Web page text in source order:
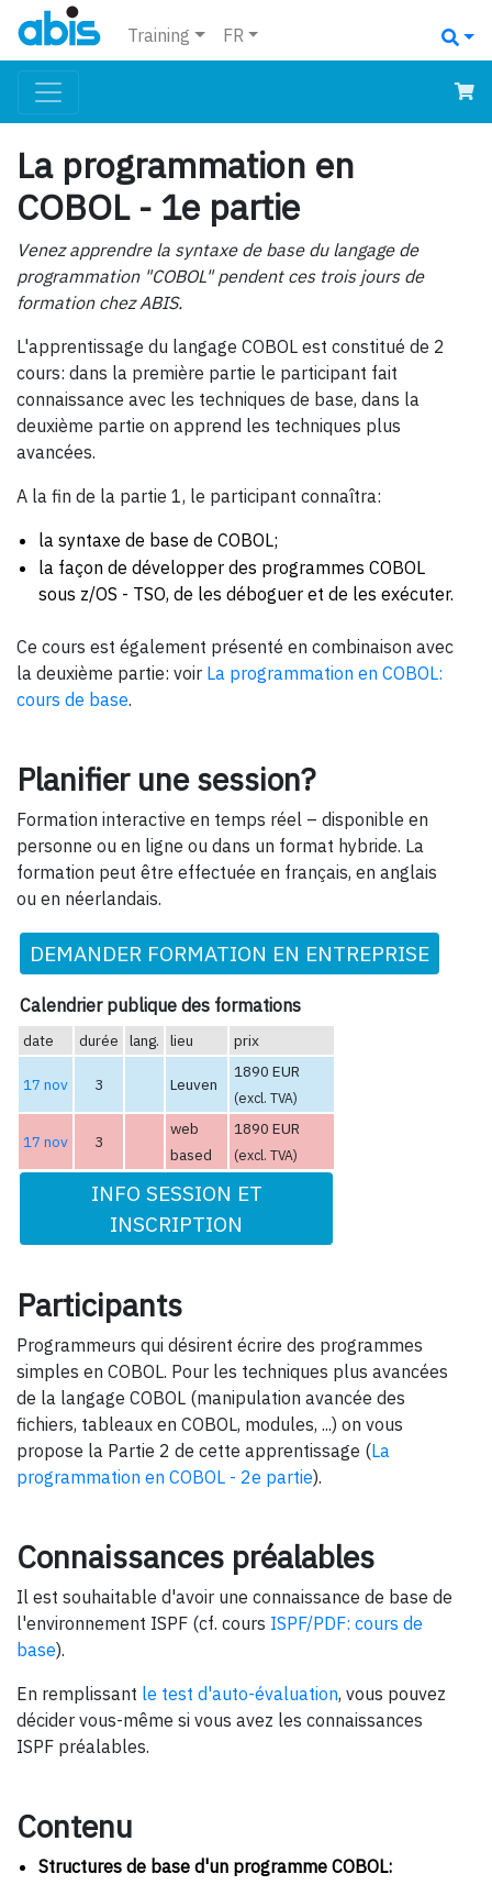
Training FR
La programmation en
COBOL - 1e partie
Venez apprendre la syntaxe de base du langage de
programmation "COBOL" pendent ces trois jours de
formation chez ABIS.
L'apprentissage du langage COBOL est constitué de 2
cours: dans la première partie le participant fait
connaissance avec les techniques de base, dans la
deuxième partie on apprend les techniques plus
avancées.
A la fin de la partie 1, le participant connaîtra:
la syntaxe de base de COBOL;
la façon de développer des programmes COBOL
sous z/OS - TSO, de les déboguer et de les exécuter.
Ce cours est également présenté en combinaison avec
la deuxième partie: voir La programmation en COBOL:
cours de base.
Planifier une session?
Formation interactive en temps réel – disponible en
personne ou en ligne ou dans un format hybride. La
formation peut être effectuée en français, en anglais
ou en néerlandais.
DEMANDER FORMATION EN ENTREPRISE
Calendrier publique des formations
date durée lang. lieu prix
17 nov 3 Leuven
1890 EUR
(excl. TVA)
17 nov 3
web
based
1890 EUR
(excl. TVA)
INFO SESSION ET
INSCRIPTION
Participants
Programmeurs qui désirent écrire des programmes
simples en COBOL. Pour les techniques plus avancées
de la langage COBOL (manipulation avancée des
fichiers, tableaux en COBOL, modules, ...) on vous
propose la Partie 2 de cette apprentissage (La
programmation en COBOL - 2e partie).
Connaissances préalables
Il est souhaitable d'avoir une connaissance de base de
l'environnement ISPF (cf. cours ISPF/PDF: cours de
base).
En remplissant le test d'auto-évaluation, vous pouvez
décider vous-même si vous avez les connaissances
ISPF préalables.
Contenu
Structures de base d'un programme COBOL: